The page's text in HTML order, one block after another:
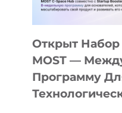
30
БИЛЕТ
Открыт Набор
MOST —
Программу